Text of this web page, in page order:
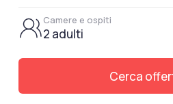
Camere e ospiti
2 adulti
Cerca